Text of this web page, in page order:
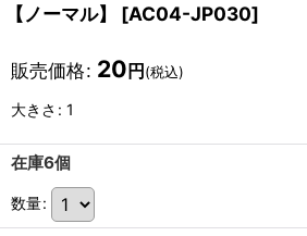
【ノーマル】
[AC04-JP030]
販売価格: 20 円 (税込)
大きさ : 1
在庫6個
数量: